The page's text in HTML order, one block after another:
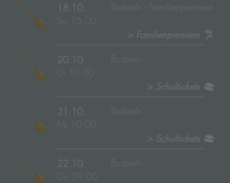
18.10.
So 16:00
Buddeln - Familienpremiere
> Familienpremiere
20.10.
Di 10:00
Buddeln
> Schultickets
21.10.
Mi 10:00
Buddeln
> Schultickets
22.10.
Do 09:00
Buddeln